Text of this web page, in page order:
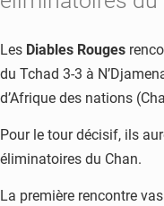
Les Diables Rouges
du Tchad 3-3 à
d’Afrique des nations
Pour le tour décisif, ils
éliminatoires du Chan.
La première rencontre